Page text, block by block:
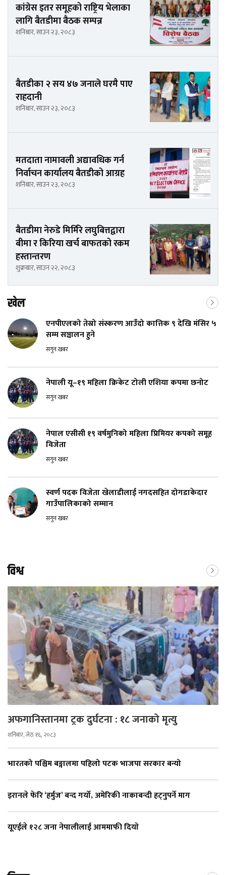
कांग्रेस इतर समूहको राष्ट्रिय भेलाका
लागि बैतडीमा बैठक सम्पन्न
शनिबार, साउन २३, २०८३
बैतडीका २ सय ४७ जनाले घरमै पाए
राहदानी
शनिबार, साउन २३, २०८३
मतदाता नामावली अद्यावधिक गर्न
निर्वाचन कार्यालय बैतडीको आग्रह
शनिबार, साउन २३, २०८३
बैतडीमा नेरुडे मिर्मिरे लघुबित्तद्वारा
बीमा र किरिया खर्च बाफतको रकम
हस्तान्तरण
शुक्रबार, साउन २२, २०८३
खेल
एनपीएलको तेस्रो संस्करण आउँदो कात्तिक ९ देखि मंसिर ५
सम्म सञ्चालन हुने
सगुन खबर
नेपाली यू–१९ महिला क्रिकेट टोली एशिया कपमा छनोट
सगुन खबर
नेपाल एसीसी १९ वर्षमुनिको महिला प्रिमियर कपको समूह
विजेता
सगुन खबर
स्वर्ण पदक विजेता खेलाडीलाई नगदसहित दोगडाकेदार
गाउँपालिकाको सम्मान
सगुन खबर
विश्व
अफगानिस्तानमा ट्रक दुर्घटना : १८ जनाको मृत्यु
शनिबार, जेठ १६, २०८३
भारतको पश्चिम बङ्गालमा पहिलो पटक भाजपा सरकार बन्यो
इरानले फेरि ‘हर्मुज’ बन्द गर्यो, अमेरिकी नाकाबन्दी हट्नुपर्ने माग
यूएईले १२८ जना नेपालीलाई आममाफी दियाे